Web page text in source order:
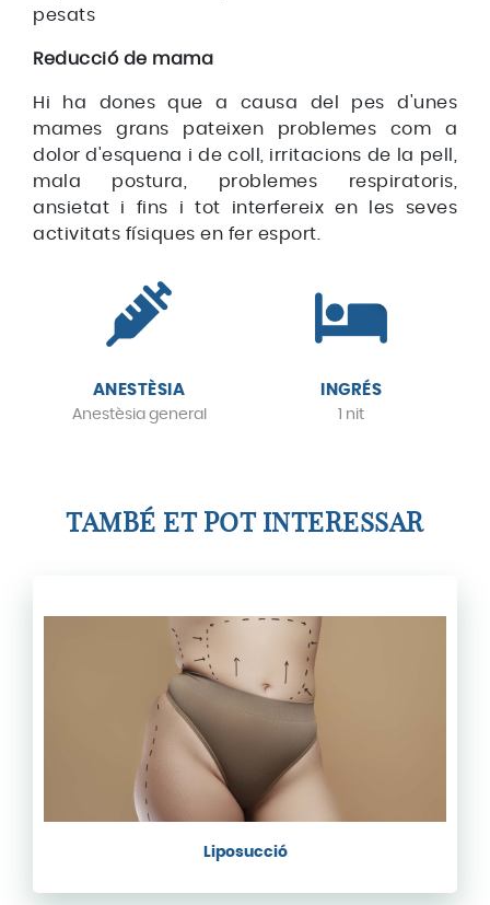
pesats
Reducció de mama
Hi ha dones que a causa del pes d'unes
mames grans pateixen problemes com a
dolor d'esquena i de coll, irritacions de la pell,
mala postura, problemes respiratoris,
ansietat i fins i tot interfereix en les seves
activitats físiques en fer esport.
ANESTÈSIA
Anestèsia general
INGRÉS
1 nit
TAMBÉ ET POT INTERESSAR
Liposucció